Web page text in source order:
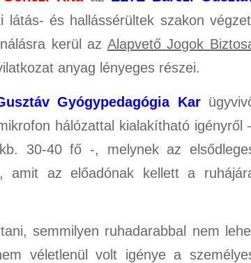
látás- és hallássérültek szakon
kerül az Alapvető Jogok
anyag lényeges részei.
Gyógypedagógia Kar
hálózattal kialakítható igényről
30-40 fő -, melynek az
amit az előadónak kellett a
semmilyen ruhadarabbal nem
véletlenül volt igénye a